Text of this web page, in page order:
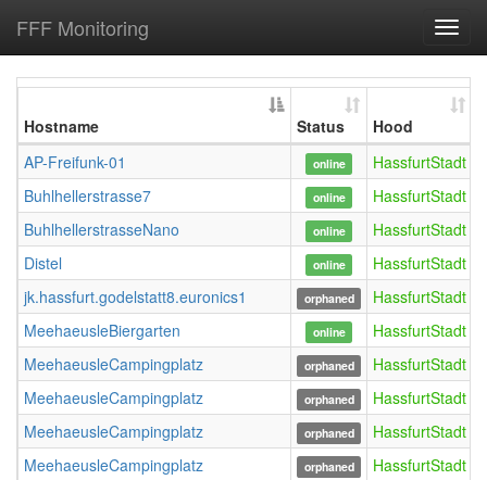
FFF Monitoring
Hostname Status Hood
AP-Freifunk-01
online HassfurtStadt
Buhlhellerstrasse7
online HassfurtStadt
BuhlhellerstrasseNano
online HassfurtStadt
Distel
online
HassfurtStadt
jk.hassfurt.godelstatt8.euronics1
orphaned HassfurtStadt
MeehaeusleBiergarten
online HassfurtStadt
MeehaeusleCampingplatz
orphaned HassfurtStadt
MeehaeusleCampingplatz
orphaned HassfurtStadt
MeehaeusleCampingplatz
orphaned HassfurtStadt
MeehaeusleCampingplatz
orphaned HassfurtStadt